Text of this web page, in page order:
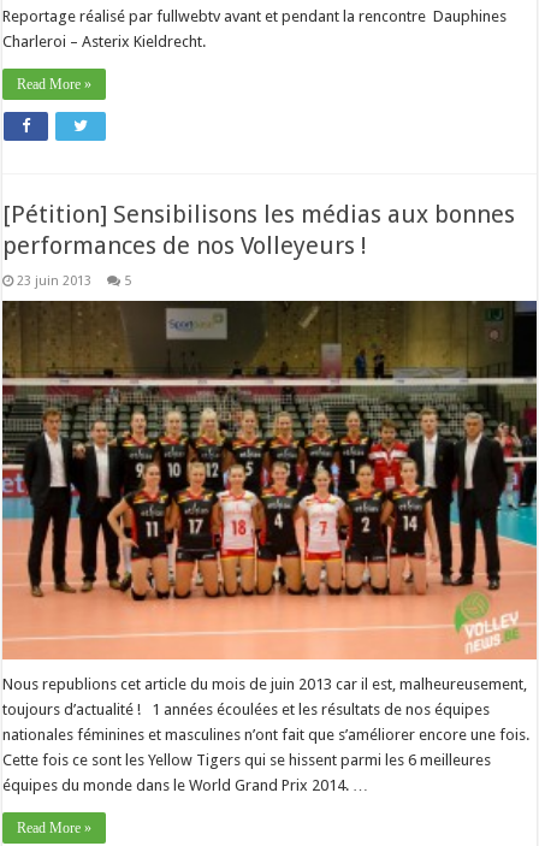
Reportage réalisé par fullwebtv avant et pendant la rencontre Dauphines
Charleroi – Asterix Kieldrecht.
Read More »
[Pétition] Sensibilisons les médias aux bonnes
performances de nos Volleyeurs !
23 juin 2013 5
Nous republions cet article du mois de juin 2013 car il est, malheureusement,
toujours d’actualité ! 1 années écoulées et les résultats de nos équipes
nationales féminines et masculines n’ont fait que s’améliorer encore une fois.
Cette fois ce sont les Yellow Tigers qui se hissent parmi les 6 meilleures
équipes du monde dans le World Grand Prix 2014. …
Read More »